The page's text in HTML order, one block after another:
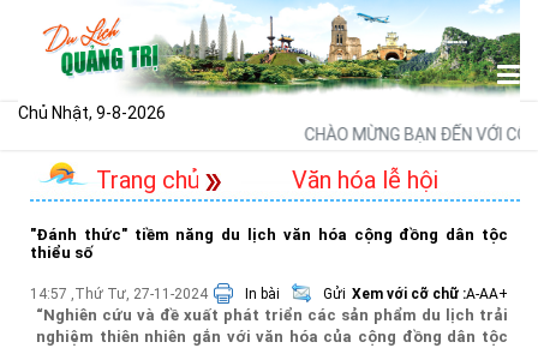
Chủ Nhật, 9-8-2026
CHÀO MỪNG BẠN ĐẾN VỚI
Trang chủ Văn hóa lễ hội
"Đánh thức" tiềm năng du lịch văn hóa cộng đồng dân tộc
thiểu số
14:57 ,Thứ Tư, 27-11-2024 In bài Gửi Xem với cỡ chữ :A-AA+
“Nghiên cứu và đề xuất phát triển các sản phẩm du lịch trải
nghiệm thiên nhiên gắn với văn hóa của cộng đồng dân tộc